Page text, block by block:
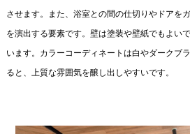
させます。また、浴室との間の仕切りやドアを
を演出する要素です。壁は塗装や壁紙でもよい
います。カラーコーディネートは白やダークブ
ると、上質な雰囲気を醸し出しやすいです。